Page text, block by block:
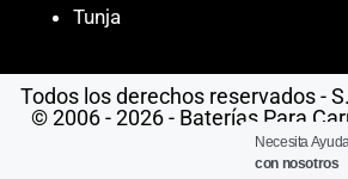
Tunja
Todos los derechos reservados -
© 2006 - 2026 - Baterías Para
Cali
Necesita
con nosotros